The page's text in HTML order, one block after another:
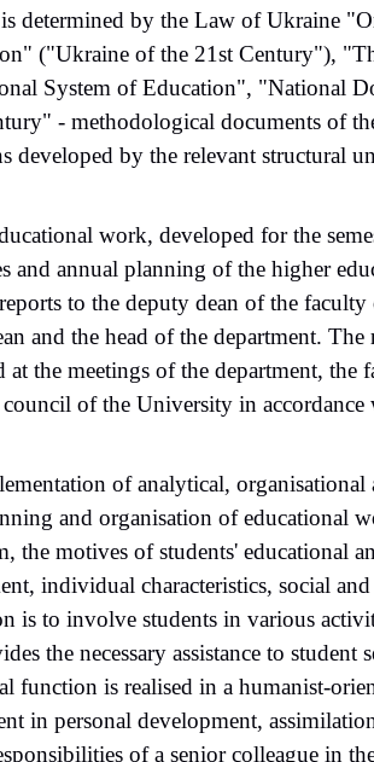
determined by the Law of Ukraine
("Ukraine of the 21st Century"),
System of Education", "National
- methodological documents of
by the relevant structural
work, developed for the
and annual planning of the higher
to the deputy dean of the faculty
and the head of the department. The
the meetings of the department, the
council of the University in accordance
of analytical, organisational
and organisation of educational
the motives of students' educational
individual characteristics, social
is to involve students in various
the necessary assistance to student
function is realised in a humanist-
in personal development,
of a senior colleague in